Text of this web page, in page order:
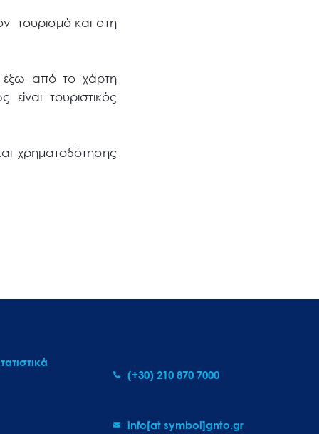
τουρισμό και στη
έξω από το χάρτη
τουριστικός
χρηματοδότησης
(+30) 210 870 7000
info[at symbol]gnto.gr